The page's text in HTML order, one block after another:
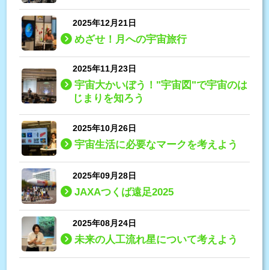
2025年12月21日
めざせ！月への宇宙旅行
2025年11月23日
宇宙大かいぼう！"宇宙図"で宇宙のは
じまりを知ろう
2025年10月26日
宇宙生活に必要なマークを考えよう
2025年09月28日
JAXAつくば遠足2025
2025年08月24日
未来の人工流れ星について考えよう